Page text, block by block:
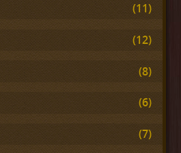
(11)
(12)
(8)
(6)
(7)